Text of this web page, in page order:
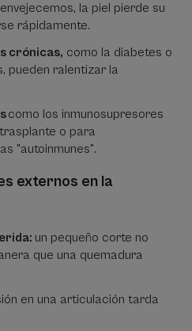
la piel pierde su
rápidamente.
crónicas, como la diabetes o
pueden ralentizar la
como los inmunosupresores
o para
"autoinmunes".
externos en la
un pequeño corte no
que una quemadura
en una articulación tarda